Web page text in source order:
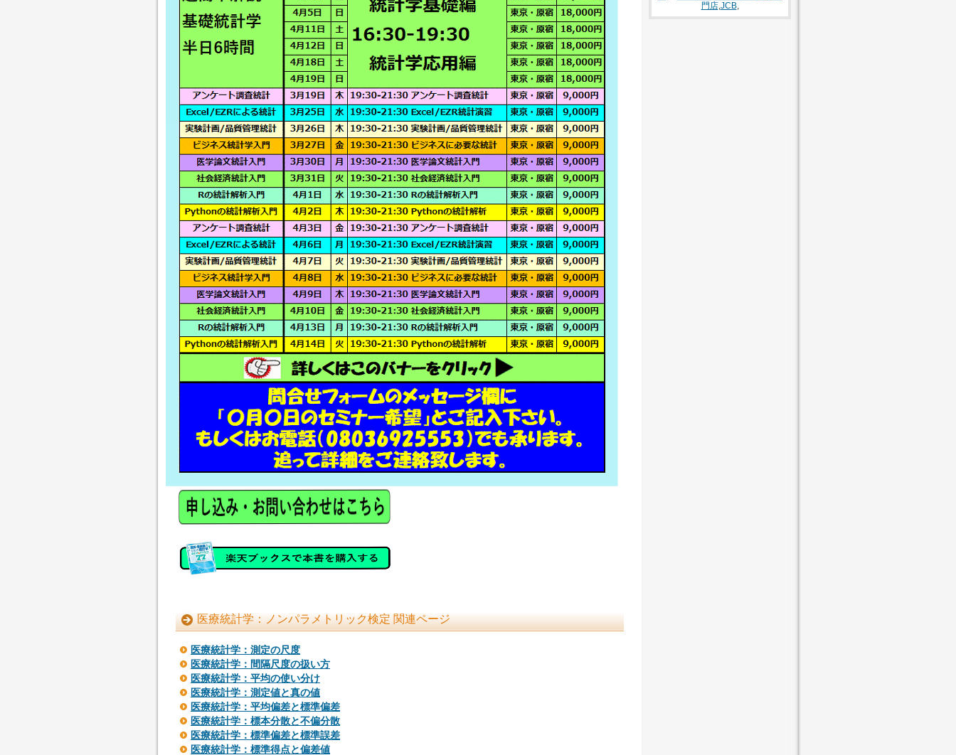
医療統計学：ノンパラメトリック検定 関連ページ
医療統計学：測定の尺度
医療統計学：間隔尺度の扱い方
医療統計学：平均の使い分け
医療統計学：測定値と真の値
医療統計学：平均偏差と標準偏差
医療統計学：標本分散と不偏分散
医療統計学：標準偏差と標準誤差
医療統計学：標準得点と偏差値
門店,JCB,